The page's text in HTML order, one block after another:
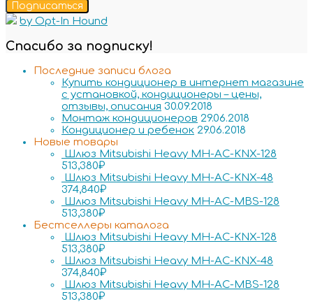
Подписаться
by Opt-In Hound
Спасибо за подписку!
Последние записи блога
Купить кондиционер в интернет магазине
с установкой, кондиционеры – цены,
отзывы, описания 30.09.2018
Монтаж кондиционеров 29.06.2018
Кондиционер и ребенок 29.06.2018
Новые товары
Шлюз Mitsubishi Heavy MH-AC-KNX-128
513,380₽
Шлюз Mitsubishi Heavy MH-AC-KNX-48
374,840₽
Шлюз Mitsubishi Heavy MH-AC-MBS-128
513,380₽
Бестселлеры каталога
Шлюз Mitsubishi Heavy MH-AC-KNX-128
513,380₽
Шлюз Mitsubishi Heavy MH-AC-KNX-48
374,840₽
Шлюз Mitsubishi Heavy MH-AC-MBS-128
513,380₽